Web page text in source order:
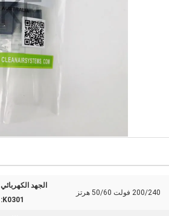
200/240 فولت 50/60 هرتز
الجهد الكهربائي
K0301: